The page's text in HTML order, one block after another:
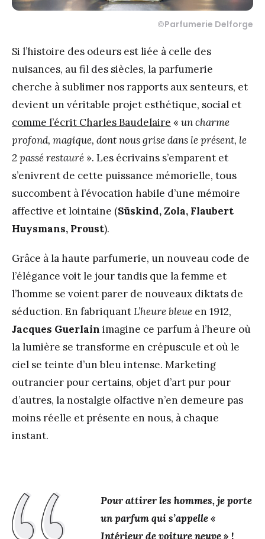
©Parfumerie Delforge
Si l’histoire des odeurs est liée à celle des
nuisances, au fil des siècles, la parfumerie
cherche à sublimer nos rapports aux senteurs, et
devient un véritable projet esthétique, social et
comme l’écrit Charles Baudelaire « un charme
profond, magique, dont nous grise dans le présent, le
2 passé restauré ». Les écrivains s’emparent et
s’enivrent de cette puissance mémorielle, tous
succombent à l’évocation habile d’une mémoire
affective et lointaine (Süskind, Zola, Flaubert
Huysmans, Proust).
Grâce à la haute parfumerie, un nouveau code de
l’élégance voit le jour tandis que la femme et
l’homme se voient parer de nouveaux diktats de
séduction. En fabriquantL’heure bleue en 1912,
Jacques Guerlain imagine ce parfum à l’heure où
la lumière se transforme en crépuscule et où le
ciel se teinte d’un bleu intense. Marketing
outrancier pour certains, objet d’art pur pour
d’autres, la nostalgie olfactive n’en demeure pas
moins réelle et présente en nous, à chaque
instant.
Pour attirer les hommes, je porte
un parfum qui s’appelle «
Intérieur de voiture neuve» !